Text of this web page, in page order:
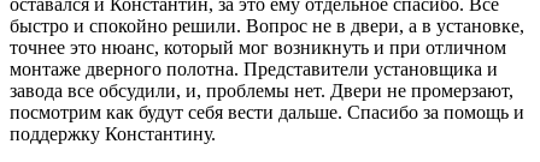
быстро и спокойно решили. Вопрос не в двери, а в установке,
точнее это нюанс, который мог возникнуть и при отличном
монтаже дверного полотна. Представители установщика и
завода все обсудили, и, проблемы нет. Двери не промерзают,
посмотрим как будут себя вести дальше. Спасибо за помощь и
поддержку Константину.